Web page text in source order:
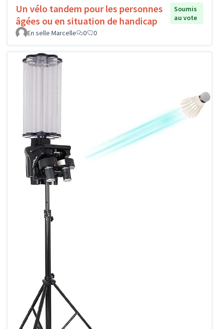
Un vélo tandem pour les personnes
âgées ou en situation de handicap
Soumis
au vote
En selle Marcelle
0 0